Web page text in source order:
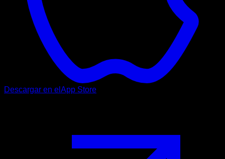
Descargar en el App Store